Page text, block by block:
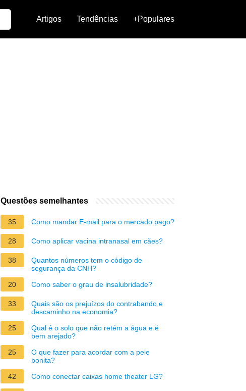
Artigos Tendências +Populares
Questões semelhantes
35 Como mandar E-mail para o mercado pago?
28 Como aplicar vacina intranasal em cães?
38
Quantos números tem o código de
segurança da CNH?
20
Como saber o grau de insalubridade?
33
Quais são os prejuízos do contrabando e
descaminho na economia?
25
Qual é o solo que não retém a água e é
bem arejado?
25
O que fazer para acordar com a pele
bonita?
42
Como conectar caixas home theater LG?